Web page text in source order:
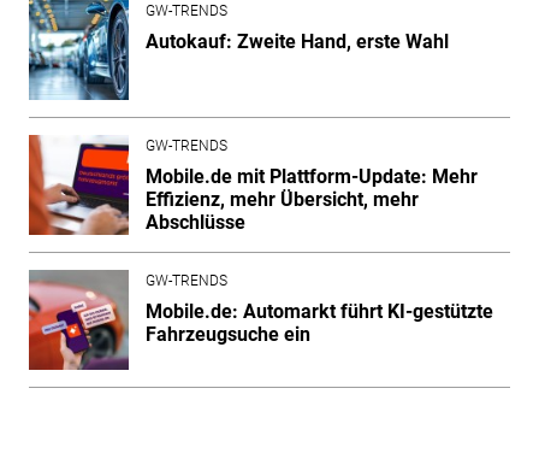
GW-TRENDS
Autokauf: Zweite Hand, erste Wahl
GW-TRENDS
Mobile.de mit Plattform-Update: Mehr
Effizienz, mehr Übersicht, mehr
Abschlüsse
GW-TRENDS
Mobile.de: Automarkt führt KI-gestützte
Fahrzeugsuche ein